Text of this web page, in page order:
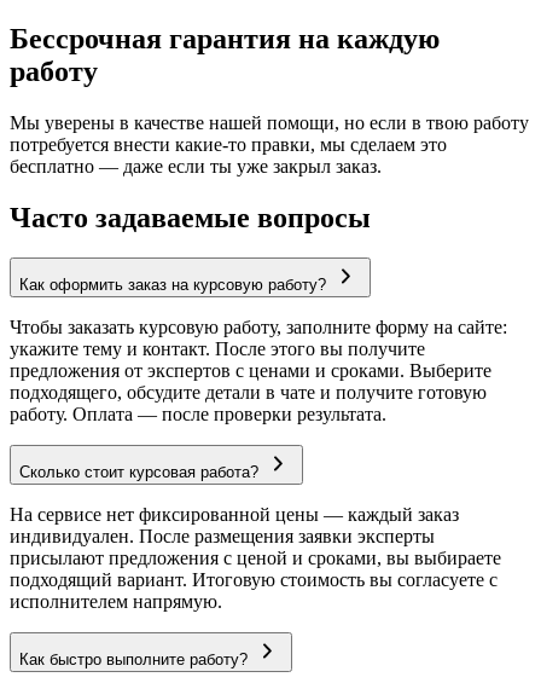
Бессрочная гарантия на каждую
работу
Мы уверены в качестве нашей помощи, но если в твою работу
потребуется внести какие-то правки, мы сделаем это
бесплатно — даже если ты уже закрыл заказ.
Часто задаваемые вопросы
Как оформить заказ на курсовую работу?
Чтобы заказать курсовую работу, заполните форму на сайте:
укажите тему и контакт. После этого вы получите
предложения от экспертов с ценами и сроками. Выберите
подходящего, обсудите детали в чате и получите готовую
работу. Оплата — после проверки результата.
Сколько стоит курсовая работа?
На сервисе нет фиксированной цены — каждый заказ
индивидуален. После размещения заявки эксперты
присылают предложения с ценой и сроками, вы выбираете
подходящий вариант. Итоговую стоимость вы согласуете с
исполнителем напрямую.
Как быстро выполните работу?